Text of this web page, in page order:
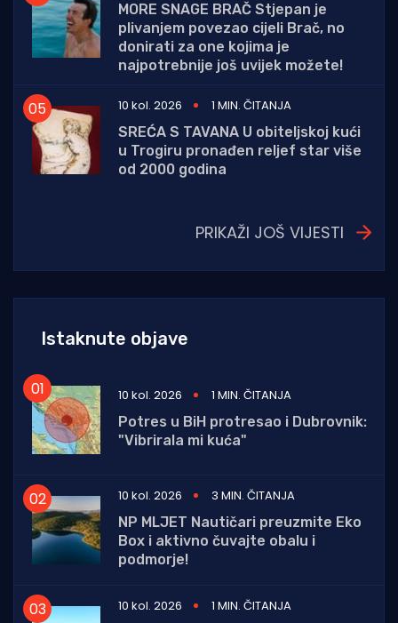
MORE SNAGE BRAČ Stjepan je
plivanjem povezao cijeli Brač, no
donirati za one kojima je
najpotrebnije još uvijek možete!
10 kol. 2026
1 MIN. ČITANJA
SREĆA S TAVANA U obiteljskoj kući
u Trogiru pronađen reljef star više
od 2000 godina
PRIKAŽI JOŠ VIJESTI
Istaknute objave
10 kol. 2026
1 MIN. ČITANJA
Potres u BiH protresao i Dubrovnik:
"Vibrirala mi kuća"
10 kol. 2026
3 MIN. ČITANJA
NP MLJET Nautičari preuzmite Eko
Box i aktivno čuvajte obalu i
podmorje!
10 kol. 2026
1 MIN. ČITANJA